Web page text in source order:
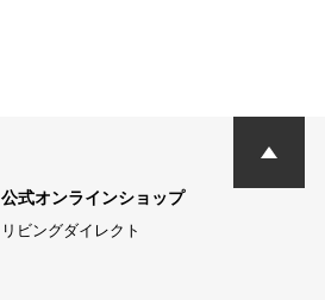
公式オンラインショップ
リビングダイレクト